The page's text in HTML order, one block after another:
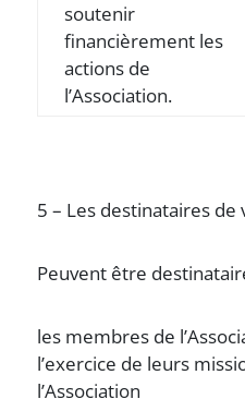
soutenir
financièrement les
actions de
l’Association.
5 – Les destinataires de
Peuvent être
les membres de
l’exercice de leurs
l’Association